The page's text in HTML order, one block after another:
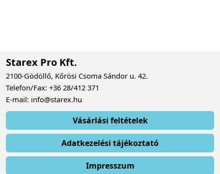
Starex Pro Kft.
2100-Gödöllő, Kőrösi Csoma Sándor u. 42.
Telefon/Fax: +36 28/412 371
E-mail: info@starex.hu
Vásárlási feltételek
Adatkezelési tájékoztató
Impresszum